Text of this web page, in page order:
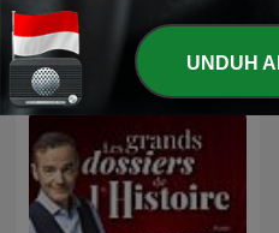
Podcast Sejarah
UNDUH